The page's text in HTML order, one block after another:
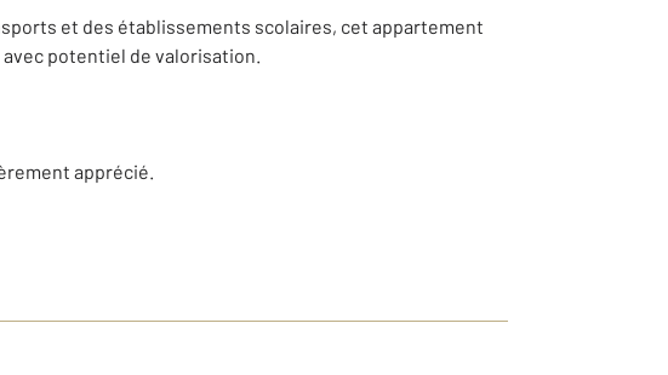
et des établissements scolaires, cet appartement
potentiel de valorisation.
apprécié.